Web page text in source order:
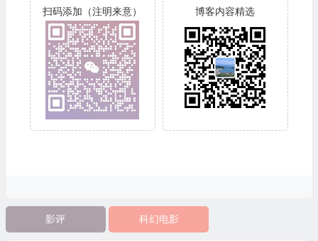
扫码添加（注明来意）
博客内容精选
影评 科幻电影